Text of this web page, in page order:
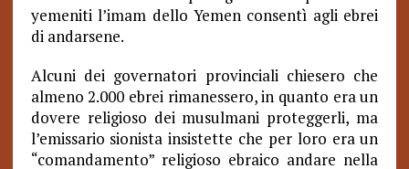
yemeniti l’imam dello Yemen consentì agli ebrei
di andarsene.
Alcuni dei governatori provinciali chiesero che
almeno 2.000 ebrei rimanessero, in quanto era un
dovere religioso dei musulmani proteggerli, ma
l’emissario sionista insistette che per loro era un
“comandamento” religioso ebraico andare nella